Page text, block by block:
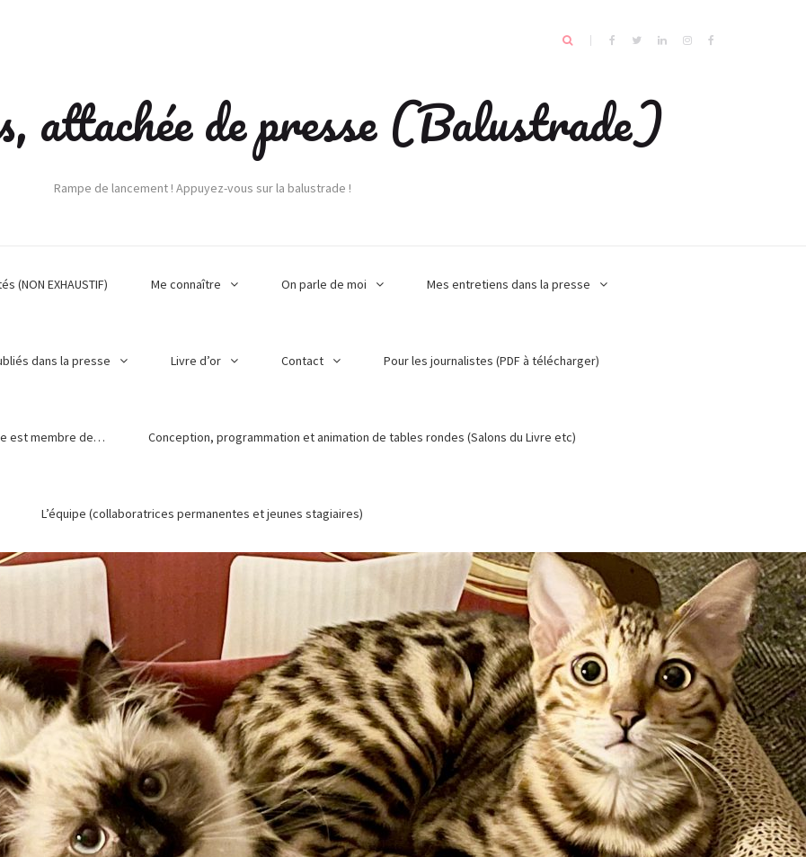
attachée de presse (Balustrade)
Rampe de lancement ! Appuyez-vous sur la balustrade !
(NON EXHAUSTIF) Me connaître On parle de moi Mes entretiens dans la presse
dans la presse Livre d’or Contact Pour les journalistes (PDF à télécharger)
est membre de… Conception, programmation et animation de tables rondes (Salons du Livre etc)
L’équipe (collaboratrices permanentes et jeunes stagiaires)